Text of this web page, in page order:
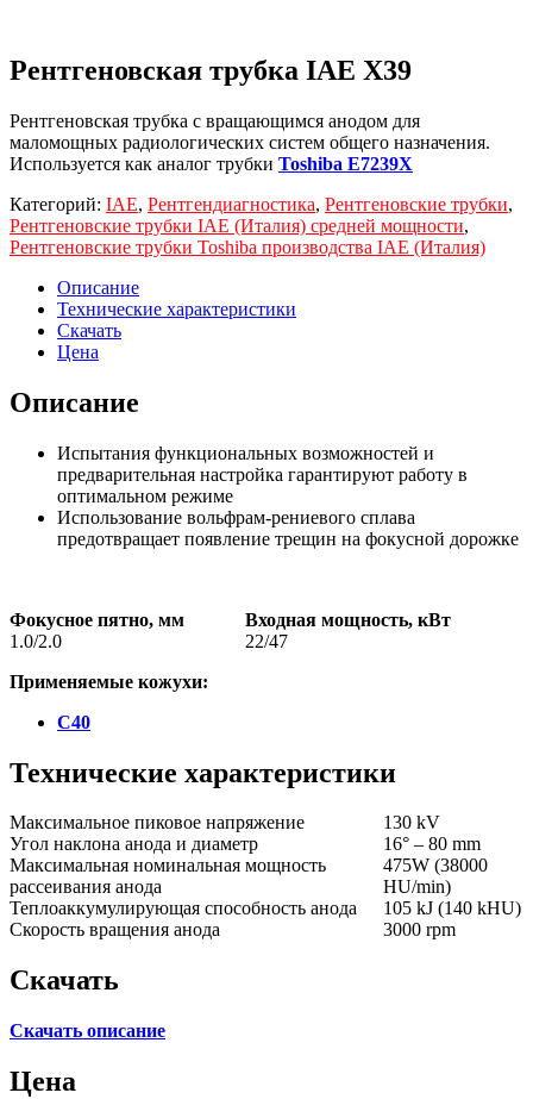
Рентгеновская трубка IAE X39
Рентгеновская трубка с вращающимся анодом для
маломощных радиологических систем общего назначения.
Используется как аналог трубки Toshiba E7239X
Категорий: IAE, Рентгендиагностика, Рентгеновские трубки,
Рентгеновские трубки IAE (Италия) средней мощности,
Рентгеновские трубки Toshiba производства IAE (Италия)
Описание
Технические характеристики
Скачать
Цена
Описание
Испытания функциональных возможностей и
предварительная настройка гарантируют работу в
оптимальном режиме
Использование вольфрам-рениевого сплава
предотвращает появление трещин на фокусной дорожке
Фокусное пятно, мм
Входная мощность, кВт
1.0/2.0
22/47
Применяемые кожухи:
C40
Технические характеристики
Максимальное пиковое напряжение
130 kV
Угол наклона анода и диаметр
16° – 80 mm
Максимальная номинальная мощность
рассеивания анода
475W (38000
HU/min)
Теплоаккумулирующая способность анода
105 kJ (140 kHU)
Скорость вращения анода
3000 rpm
Скачать
Скачать описание
Цена